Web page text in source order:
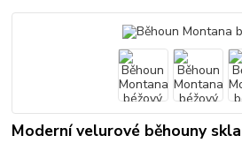
Moderní velurové běhouny